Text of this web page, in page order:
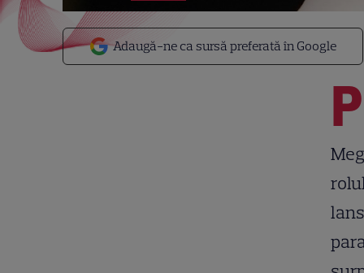
Adaugă-ne ca sursă preferată în Google
P